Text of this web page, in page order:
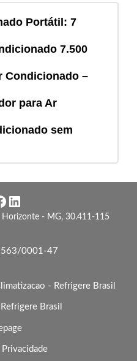
Portátil: 7
7.500
Condicionado –
para Ar
sem
LinkedIn
Horizonte - MG, 30.411-115
0001-47
- Refrigere Brasil
Brasil